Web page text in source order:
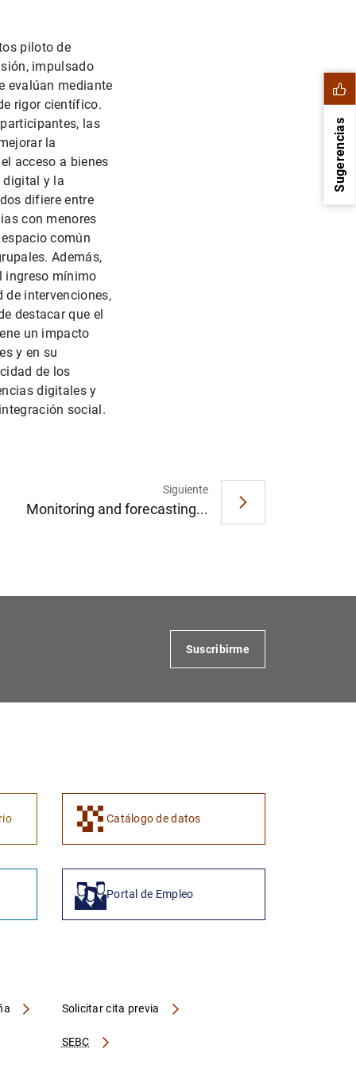
piloto de
impulsado
evalúan mediante
rigor científico.
las
la
acceso a bienes
digital y la
difiere entre
con menores
común
Además,
ingreso mínimo
intervenciones,
destacar que el
un impacto
y en su
de los
digitales y
social.
Siguiente
Monitoring and forecasting...
Sugerencias
Suscribirme
Catálogo de datos
Portal de Empleo
SEBC
Solicitar cita previa